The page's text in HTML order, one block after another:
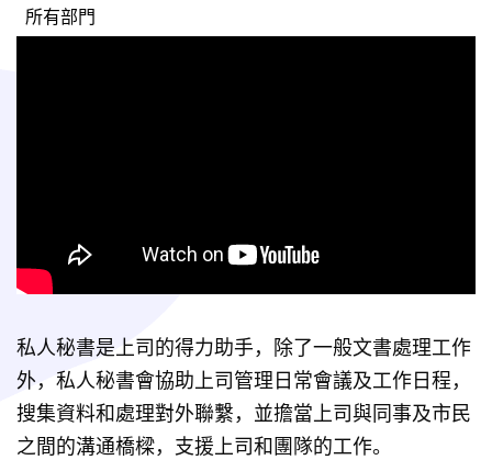
所有部門
私人秘書是上司的得力助手，除了一般文書處理工作
外，私人秘書會協助上司管理日常會議及工作日程，
搜集資料和處理對外聯繫，並擔當上司與同事及市民
之間的溝通橋樑，支援上司和團隊的工作。